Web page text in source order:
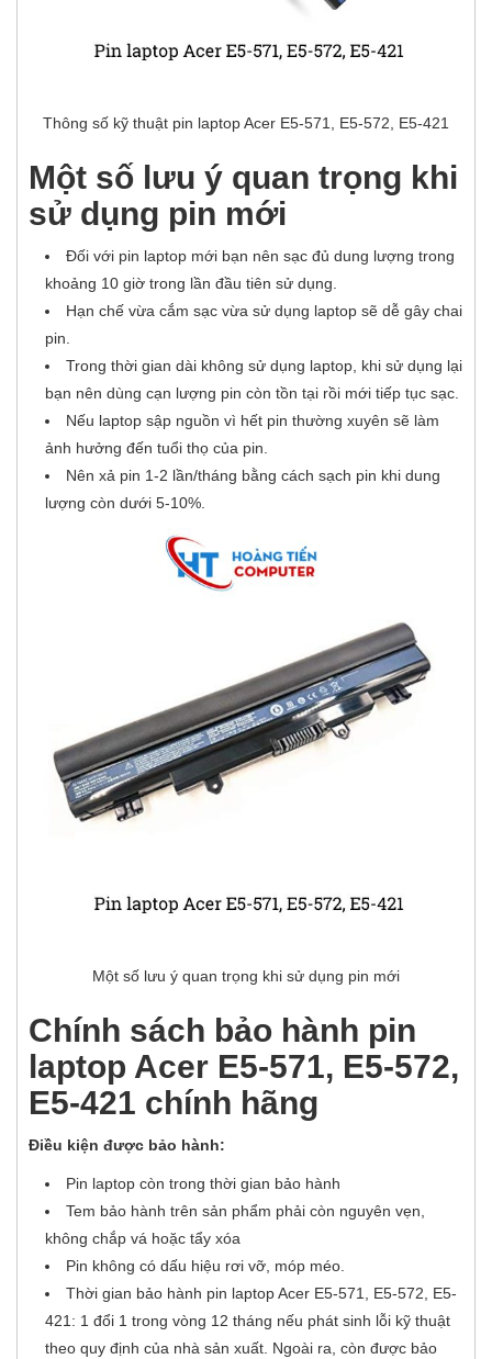
Thông số kỹ thuật pin laptop Acer E5-571, E5-572, E5-421
Một số lưu ý quan trọng khi
sử dụng pin mới
Đối với pin laptop mới bạn nên sạc đủ dung lượng trong
khoảng 10 giờ trong lần đầu tiên sử dụng.
Hạn chế vừa cắm sạc vừa sử dụng laptop sẽ dễ gây chai
pin.
Trong thời gian dài không sử dụng laptop, khi sử dụng lại
bạn nên dùng cạn lượng pin còn tồn tại rồi mới tiếp tục sạc.
Nếu laptop sập nguồn vì hết pin thường xuyên sẽ làm
ảnh hưởng đến tuổi thọ của pin.
Nên xả pin 1-2 lần/tháng bằng cách sạch pin khi dung
lượng còn dưới 5-10%.
Một số lưu ý quan trọng khi sử dụng pin mới
Chính sách bảo hành pin
laptop Acer E5-571, E5-572,
E5-421 chính hãng
Điều kiện được bảo hành:
Pin laptop còn trong thời gian bảo hành
Tem bảo hành trên sản phẩm phải còn nguyên vẹn,
không chắp vá hoặc tẩy xóa
Pin không có dấu hiệu rơi vỡ, móp méo.
Thời gian bảo hành pin laptop Acer E5-571, E5-572, E5-
421: 1 đổi 1 trong vòng 12 tháng nếu phát sinh lỗi kỹ thuật
theo quy định của nhà sản xuất. Ngoài ra, còn được bảo